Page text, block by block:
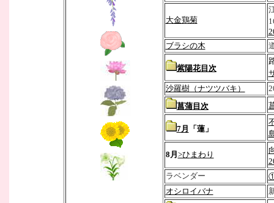
大金鶏菊
ブラシの木
紫陽花目次
沙羅樹（ナツツバキ）
菖蒲目次
7月 「蓮」
8月 >ひ まわり
ラベンダー
オシロイバナ